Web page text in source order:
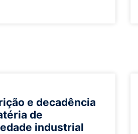
e decadência
de
industrial